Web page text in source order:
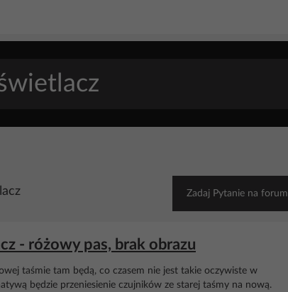
Zadaj Pytanie na forum
- różowy pas, brak obrazu
taśmie tam będą, co czasem nie jest takie oczywiste w
będzie przeniesienie czujników ze starej taśmy na nową.